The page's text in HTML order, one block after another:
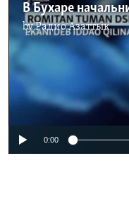
byРадио Азаттык
No media
0:00